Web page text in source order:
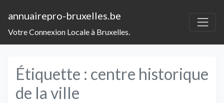
annuairepro-bruxelles.be
Votre Connexion Locale à Bruxelles.
Étiquette : centre historique
de la ville